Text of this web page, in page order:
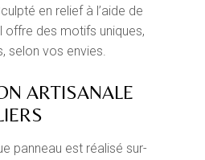
en relief à l’aide de
offre des motifs uniques,
selon vos envies.
ARTISANALE
panneau est réalisé sur-